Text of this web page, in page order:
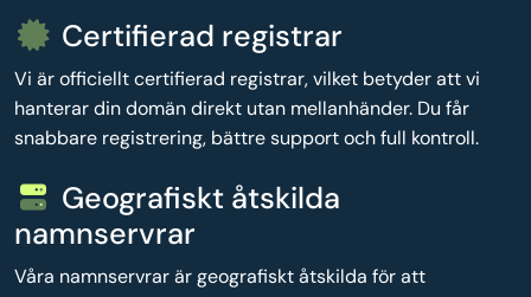
Certifierad registrar
Vi är officiellt certifierad registrar, vilket betyder att vi
hanterar din domän direkt utan mellanhänder. Du får
snabbare registrering, bättre support och full kontroll.
Geografiskt åtskilda
namnservrar
Våra namnservrar är geografiskt åtskilda för att